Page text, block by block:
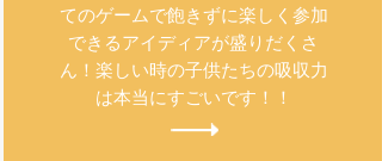
てのゲームで飽きずに楽しく参加
できるアイディアが盛りだくさ
ん！楽しい時の子供たちの吸収力
は本当にすごいです！！​